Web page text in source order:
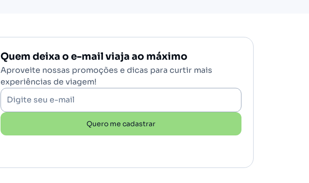
Quem deixa o e-mail viaja ao máximo
Aproveite nossas promoções e dicas para curtir mais
experiências de viagem!
Digite seu e-mail
Quero me cadastrar